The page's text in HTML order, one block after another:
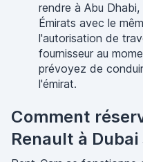
rendre à Abu
Émirats avec le
l'autorisation de
fournisseur au
prévoyez de
l'émirat.
Comment
Renault à